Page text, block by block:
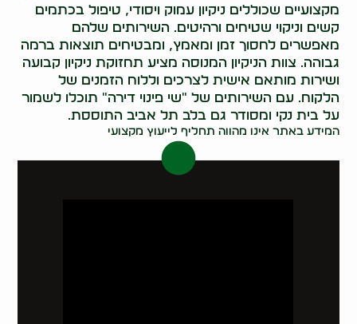
מקצועיים שכוללים ניקיון עמוק ויסודי, טיפול בכתמים
קשים וניקוי שטיחים ורהיטים. השירותים שלהם
מאפשרים לחסוך זמן ומאמץ, ומבטיחים תוצאות ברמה
גבוהה. צוות הניקיון המנוסה מציע תחזוקת ניקיון קבועה
ושירות מותאם אישית לצרכים וללוח הזמנים של
הלקוח. עם השירותים של "שי פינוי דירה" תוכלו לשמור
על בית נקי ומסודר גם בלב תל אביב התוססת.
המידע באתר אינו מהווה תחליף לייעוץ מקצועי